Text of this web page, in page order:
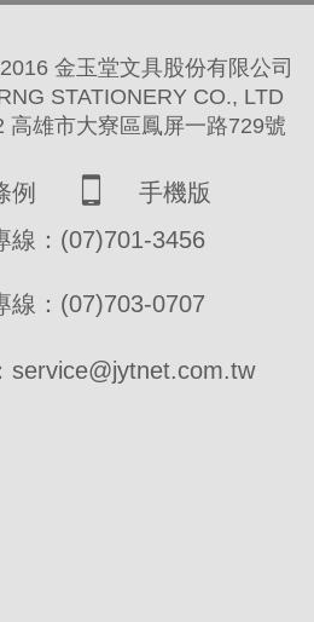
金玉堂文具股份有限公司
STATIONERY CO., LTD
高雄市大寮區鳳屏一路729號
例
手機版
線：(07)701-3456
線：(07)703-0707
service@jytnet.com.tw